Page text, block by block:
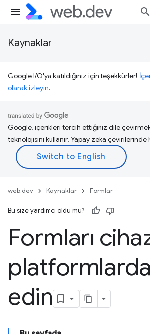
Kaynaklar
Google I/O'ya katıldığınız için teşekkürler!
olarak izleyin.
Google, içerikleri tercih ettiğiniz dile
teknolojisini kullanır. Yapay zeka çevirilerinde
web.dev Kaynaklar Formlar
Bu size yardımcı oldu mu?
Formları
edin